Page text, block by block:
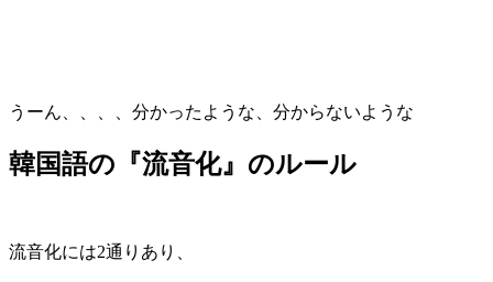
うーん、、、、分かったような、分からないような
韓国語の『流音化』のルール
流音化には2通りあり、